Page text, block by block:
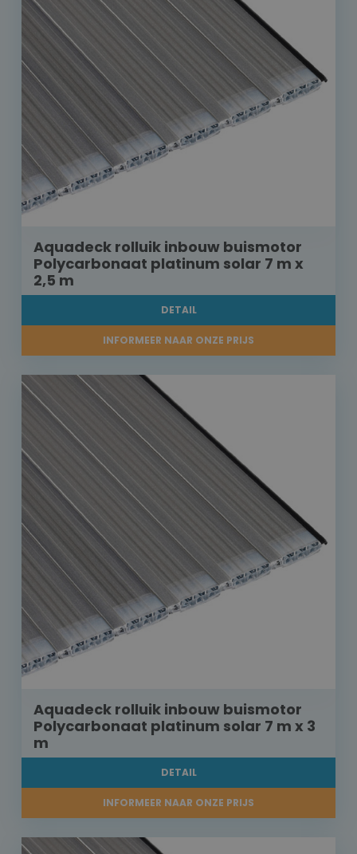
Aquadeck rolluik inbouw buismotor
Polycarbonaat platinum solar 7 m x
2,5 m
DETAIL
INFORMEER NAAR ONZE PRIJS
Aquadeck rolluik inbouw buismotor
Polycarbonaat platinum solar 7 m x 3
m
DETAIL
INFORMEER NAAR ONZE PRIJS